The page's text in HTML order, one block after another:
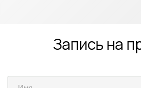
Запись на